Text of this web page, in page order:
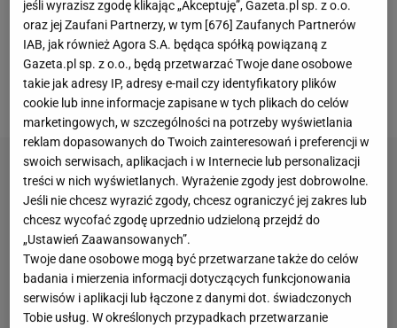
Zdobywanie bramek od bardzo dawna nie
przychodziło mu tak łatwo. Mecz z Crveną pokazał
to bardzo wyraźnie" - pisał Dawid Szymczak ze
Sport.pl.
jeśli wyrazisz zgodę klikając „Akceptuję”, Gazeta.pl sp. z o.o.
oraz jej Zaufani Partnerzy, w tym [676] Zaufanych Partnerów
IAB, jak również Agora S.A. będąca spółką powiązaną z
Gazeta.pl sp. z o.o., będą przetwarzać Twoje dane osobowe
takie jak adresy IP, adresy e-mail czy identyfikatory plików
cookie lub inne informacje zapisane w tych plikach do celów
marketingowych, w szczególności na potrzeby wyświetlania
reklam dopasowanych do Twoich zainteresowań i preferencji w
swoich serwisach, aplikacjach i w Internecie lub personalizacji
treści w nich wyświetlanych. Wyrażenie zgody jest dobrowolne.
Jeśli nie chcesz wyrazić zgody, chcesz ograniczyć jej zakres lub
chcesz wycofać zgodę uprzednio udzieloną przejdź do
„Ustawień Zaawansowanych”.
Twoje dane osobowe mogą być przetwarzane także do celów
badania i mierzenia informacji dotyczących funkcjonowania
serwisów i aplikacji lub łączone z danymi dot. świadczonych
Tobie usług. W określonych przypadkach przetwarzanie